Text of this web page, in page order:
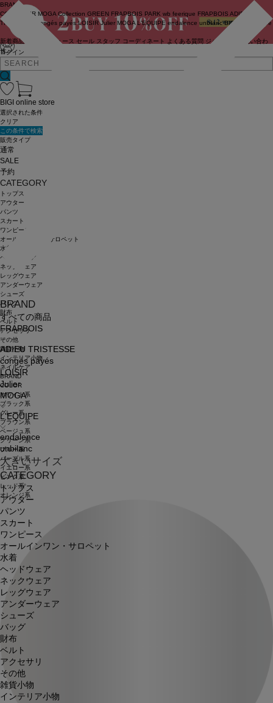
ログイン
BRAND
COUTURIER MOGA Collection GREEN FRAPBOIS PARK wb feerique FRAPBOIS ADIEU
TRISTESSE
congés payés LOISIR Julier MOGA L'EQUIPE endalence unbilanc BIGI online store
新着商品 ニュース セール スタッフ コーディネート よくある質問 ジャーナル
お問い合わ
せ
BRAND
すべての商品
FRAPBOIS
ADIEU TRISTESSE
congés payés
LOISIR
Julier
MOGA
L'EQUIPE
endalence
unbilanc
大きいサイズ
CATEGORY
トップス
アウター
パンツ
スカート
ワンピース
オールインワン・サロペット
水着
ヘッドウェア
ネックウェア
レッグウェア
アンダーウェア
シューズ
バッグ
財布
ベルト
アクセサリ
その他
雑貨小物
インテリア小物
BIGI online store
選択された条件
クリア
この条件で検索
販売タイプ
通常
SALE
予約
CATEGORY
トップス
アウター
パンツ
スカート
ワンピース
オールインワン・サロペット
水着
ヘッドウェア
ネックウェア
レッグウェア
アンダーウェア
シューズ
バッグ
財布
ベルト
アクセサリ
その他
雑貨小物
インテリア小物
ネイルケア
BRAND
COLOR
ホワイト系
ブラック系
グレー系
ブラウン系
ベージュ系
グリーン系
ブルー系
パープル系
イエロー系
ピンク系
レッド系
オレンジ系